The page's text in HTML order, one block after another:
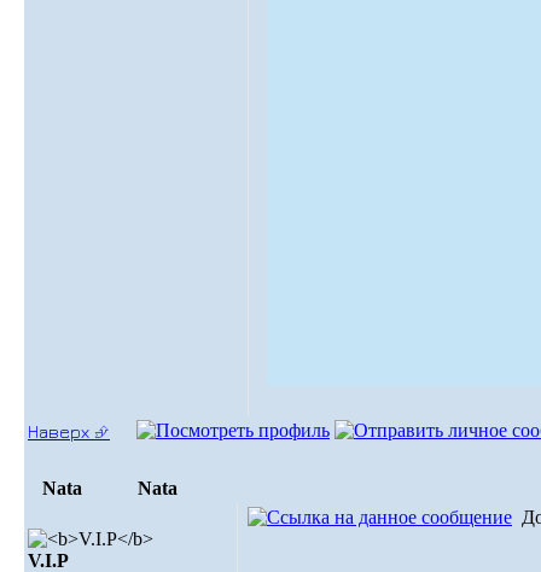
Наверх ⮵
Nata Nata
V.I.Р